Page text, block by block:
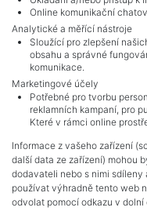
Online komunikační
Analytické a měřící nástroje
Sloužící pro zlepšení
obsahu a správné
komunikace.
Marketingové účely
Potřebné pro tvorbu
reklamních kampaní, pro
Které v rámci online
Informace z vašeho zařízení
další data ze zařízení) mohou
dodavateli nebo s nimi
používat výhradně tento web
odvolat pomocí odkazu v